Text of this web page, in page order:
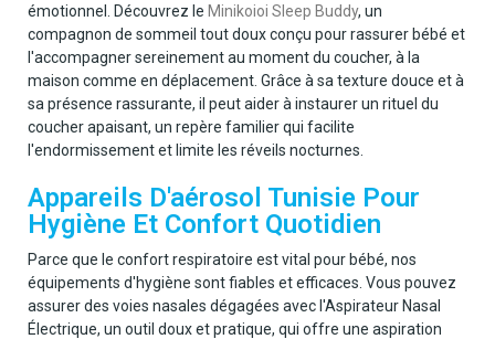
émotionnel. Découvrez le Minikoioi Sleep Buddy, un
compagnon de sommeil tout doux conçu pour rassurer bébé et
l'accompagner sereinement au moment du coucher, à la
maison comme en déplacement. Grâce à sa texture douce et à
sa présence rassurante, il peut aider à instaurer un rituel du
coucher apaisant, un repère familier qui facilite
l'endormissement et limite les réveils nocturnes.
Appareils D'aérosol Tunisie Pour
Hygiène Et Confort Quotidien
Parce que le confort respiratoire est vital pour bébé, nos
équipements d'hygiène sont fiables et efficaces. Vous pouvez
assurer des voies nasales dégagées avec l'Aspirateur Nasal
Électrique, un outil doux et pratique, qui offre une aspiration